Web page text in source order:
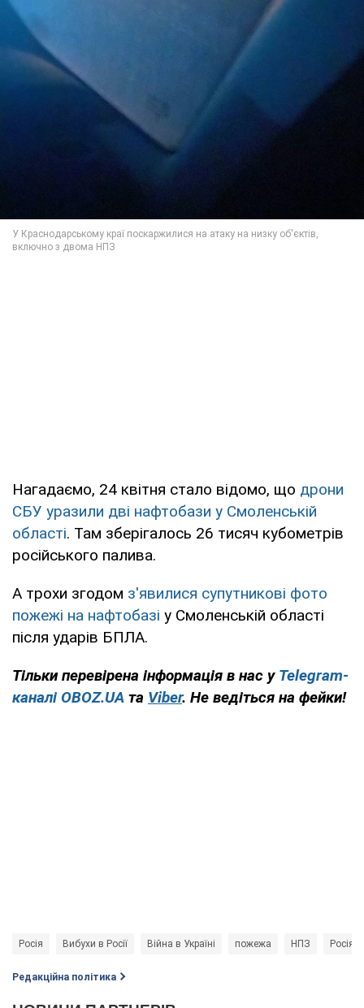
Нагадаємо, 24 квітня стало відомо, що дрони
СБУ уразили дві нафтобази у Смоленській
області. Там зберігалось 26 тисяч кубометрів
російського палива.
А трохи згодом з'явилися супутникові фото
пожежі на нафтобазі у Смоленській області
після ударів БПЛА.
Тільки перевірена інформація в нас у Telegram-
каналі OBOZ.UA та Viber. Не ведіться на фейки!
Росія Вибухи в Росії Війна в Україні пожежа НПЗ Росія -
Редакційна політика